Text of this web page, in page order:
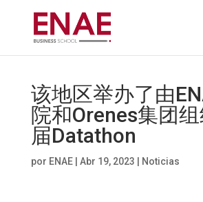
该地区举办了由
院和Orenes集团
届Datathon
por ENAE| Abr 19, 2023 Noticias